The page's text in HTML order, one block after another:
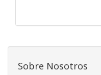
Sobre Nosotros